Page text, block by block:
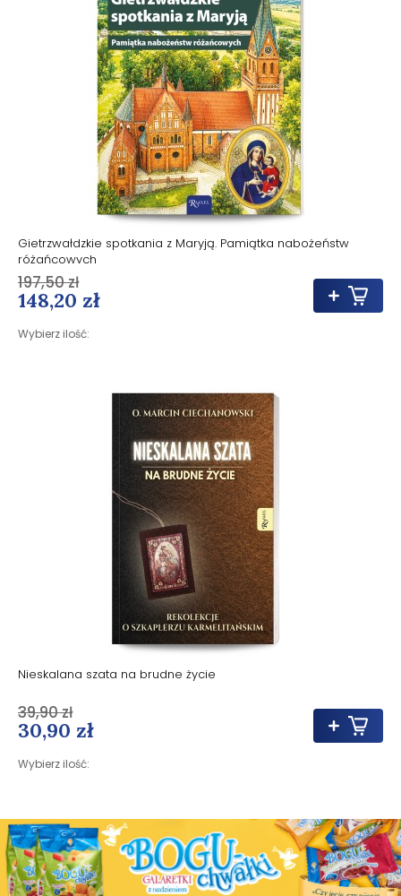
Gietrzwałdzkie spotkania z Maryją. Pamiątka nabożeństw
różańcowych
148,20 zł
Wybierz ilość:
197,50 zł
Nieskalana szata na brudne życie
30,90 zł
Wybierz ilość:
39,90 zł